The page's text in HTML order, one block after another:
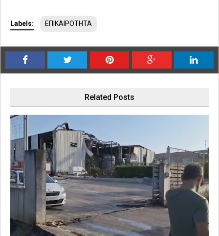
Labels: ΕΠΙΚΑΙΡΟΤΗΤΑ
Related Posts